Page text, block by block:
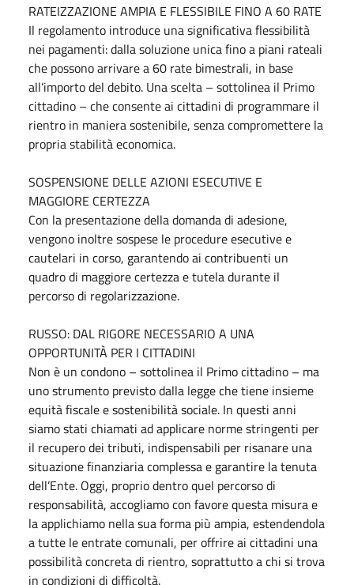
RATEIZZAZIONE AMPIA E FLESSIBILE FINO A 60 RATE
Il regolamento introduce una significativa flessibilità
nei pagamenti: dalla soluzione unica fino a piani rateali
che possono arrivare a 60 rate bimestrali, in base
all’importo del debito. Una scelta – sottolinea il Primo
cittadino – che consente ai cittadini di programmare il
rientro in maniera sostenibile, senza compromettere la
propria stabilità economica.
SOSPENSIONE DELLE AZIONI ESECUTIVE E
MAGGIORE CERTEZZA
Con la presentazione della domanda di adesione,
vengono inoltre sospese le procedure esecutive e
cautelari in corso, garantendo ai contribuenti un
quadro di maggiore certezza e tutela durante il
percorso di regolarizzazione.
RUSSO: DAL RIGORE NECESSARIO A UNA
OPPORTUNITÀ PER I CITTADINI
Non è un condono – sottolinea il Primo cittadino – ma
uno strumento previsto dalla legge che tiene insieme
equità fiscale e sostenibilità sociale. In questi anni
siamo stati chiamati ad applicare norme stringenti per
il recupero dei tributi, indispensabili per risanare una
situazione finanziaria complessa e garantire la tenuta
dell’Ente. Oggi, proprio dentro quel percorso di
responsabilità, accogliamo con favore questa misura e
la applichiamo nella sua forma più ampia, estendendola
a tutte le entrate comunali, per offrire ai cittadini una
possibilità concreta di rientro, soprattutto a chi si trova
in condizioni di difficoltà.